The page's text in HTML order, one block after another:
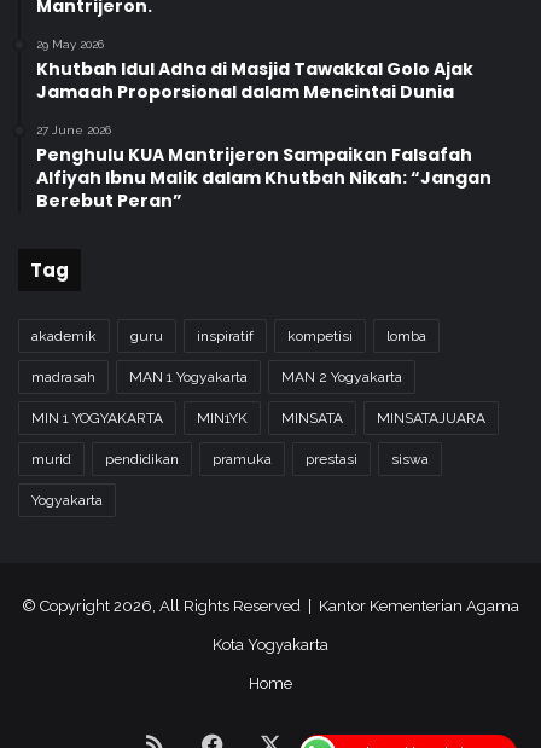
Mantrijeron.
29 May 2026
Khutbah Idul Adha di Masjid Tawakkal Golo Ajak
Jamaah Proporsional dalam Mencintai Dunia
27 June 2026
Penghulu KUA Mantrijeron Sampaikan Falsafah
Alfiyah Ibnu Malik dalam Khutbah Nikah: “Jangan
Berebut Peran”
Tag
akademik guru inspiratif kompetisi lomba
madrasah MAN 1 Yogyakarta MAN 2 Yogyakarta
MIN 1 YOGYAKARTA MIN1YK MINSATA MINSATAJUARA
murid pendidikan pramuka prestasi siswa
Yogyakarta
© Copyright 2026, All Rights Reserved | Kantor Kementerian Agama
Kota Yogyakarta
Home